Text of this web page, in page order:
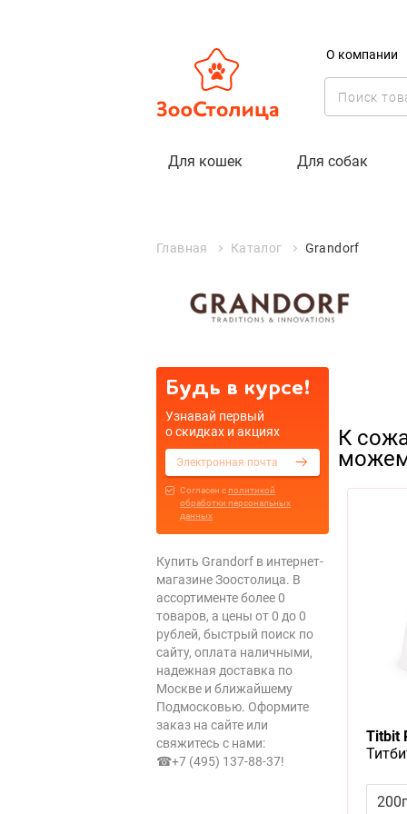
О компании
Для кошек Для собак
Главная Каталог Grandorf
Будь в курсе!
Узнавай первый
о скидках и акциях
Cогласен сполитикой
обработки персональных
данных
Купить Grandorf в интернет-
магазине Зоостолица. В
ассортименте более 0
товаров, а цены от 0 до 0
рублей, быстрый поиск по
сайту, оплата наличными,
надежная доставка по
Москве и ближайшему
Подмосковью. Оформите
заказ на сайте или
свяжитесь с нами:
☎+7 (495) 137-88-37!
К
Titbit
для
200г
Grandorf